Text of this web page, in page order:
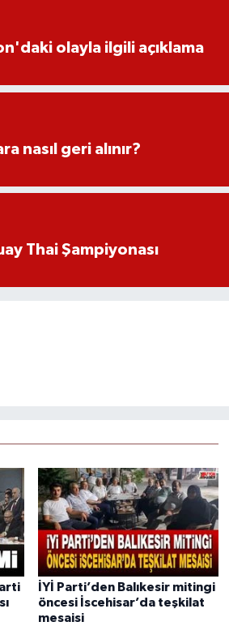
olayla ilgili açıklama
nasıl geri alınır?
Thai Şampiyonası
İYİ Parti’den Balıkesir mitingi
öncesi İscehisar’da teşkilat
mesaisi